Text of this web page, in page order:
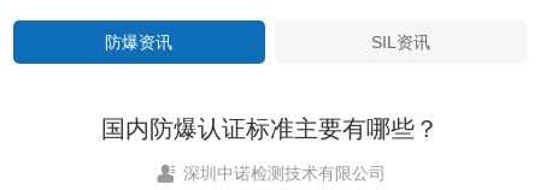
防爆资讯 SIL资讯
国内防爆认证标准主要有哪些？
深圳中诺检测技术有限公司